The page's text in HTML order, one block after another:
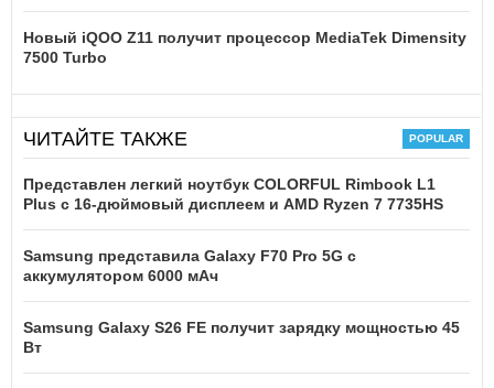
Новый iQOO Z11 получит процессор MediaTek Dimensity
7500 Turbo
ЧИТАЙТЕ ТАКЖЕ
Представлен легкий ноутбук COLORFUL Rimbook L1
Plus с 16-дюймовый дисплеем и AMD Ryzen 7 7735HS
Samsung представила Galaxy F70 Pro 5G с
аккумулятором 6000 мАч
Samsung Galaxy S26 FE получит зарядку мощностью 45
Вт